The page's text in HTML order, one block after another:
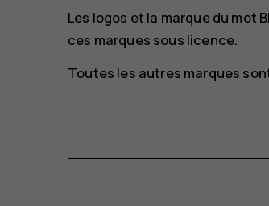
Les logos et la marque du mot
ces marques sous licence.
Toutes les autres marques